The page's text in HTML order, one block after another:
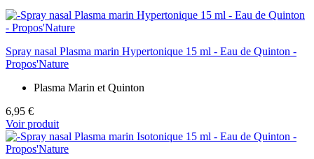
Spray nasal Plasma marin Hypertonique 15 ml - Eau de Quinton -
Propos'Nature
Plasma Marin et Quinton
6,95 €
Voir produit